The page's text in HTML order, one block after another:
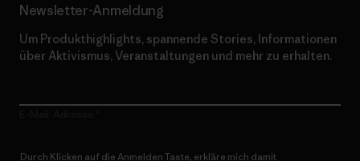
Newsletter-Anmeldung
Um Produkthighlights, spannende Stories, Informationen
über Aktivismus, Veranstaltungen und mehr zu erhalten.
Durch Klicken auf die Anmelden Taste, erkläre mich damit